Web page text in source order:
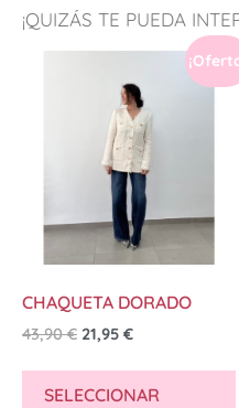
¡QUIZÁS TE PUEDA
CHAQUETA DORADO
43,90€ 21,95 €
SELECCIONAR